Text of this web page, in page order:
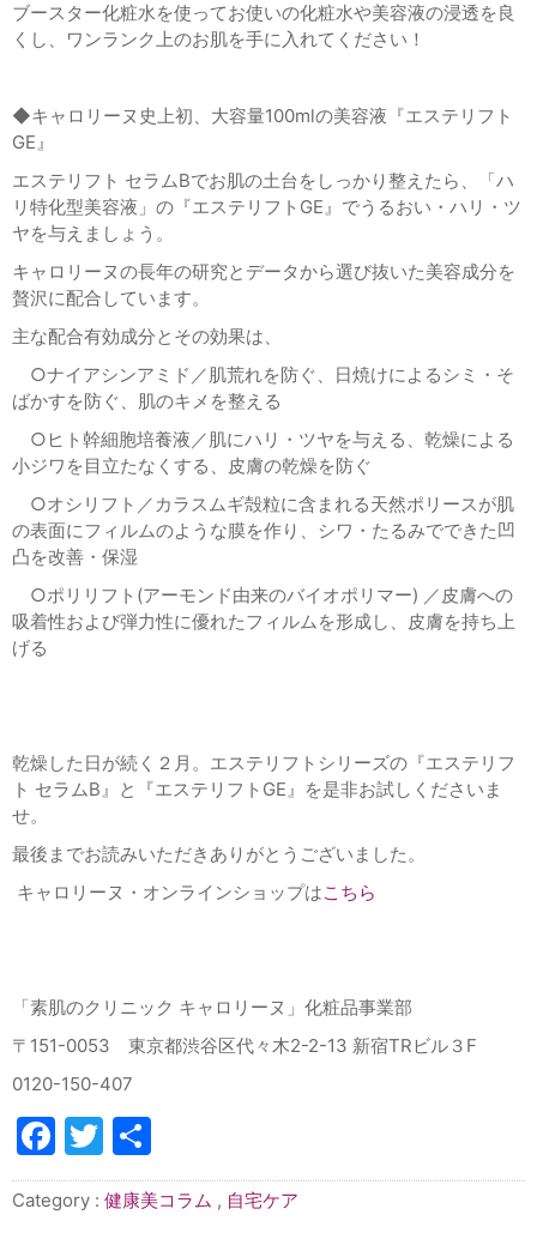
ブースター化粧水を使ってお使いの化粧水や美容液の浸透を良
くし、ワンランク上のお肌を手に入れてください！
◆キャロリーヌ史上初、大容量100mlの美容液『エステリフト
GE』
エステリフト セラムBでお肌の土台をしっかり整えたら、「ハ
リ特化型美容液」の『エステリフト GE』でうるおい・ハリ・ツ
ヤを与えましょう。
キャロリーヌの長年の研究とデータから選び抜いた美容成分を
贅沢に配合しています。
主な配合有効成分とその効果は、
○ナイアシンアミド／肌荒れを防ぐ、日焼けによるシミ・そ
ばかすを防ぐ、肌のキメを整える
○ヒト幹細胞培養液／肌にハリ・ツヤを与える、乾燥による
小ジワを目立たなくする、皮膚の乾燥を防ぐ
○オシリフト／カラスムギ殻粒に含まれる天然ポリースが肌
の表面にフィルムのような膜を作り、シワ・たるみでできた凹
凸を改善・保湿
○ポリリフト (アーモンド由来のバイオポリマー) ／皮膚への
吸着性および弾力性に優れたフィルムを形成し、皮膚を持ち上
げる
乾燥した日が続く２月。エステリフトシリーズの『エステリフ
ト セラムB』と『エステリフト GE』を是非お試しくださいま
せ。
最後までお読みいただきありがとうございました。
キャロリーヌ・オンラインショップはこちら
「素肌のクリニック キャロリーヌ」化粧品事業部
〒 151-0053 東京都渋谷区代々木2-2-13 新宿TR ビル３ F
0120-150-407
Facebook
Twitter
有
Category : 健康美コラム , 自宅ケア